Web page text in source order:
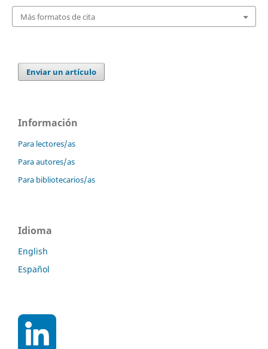
Más formatos de cita
Enviar un artículo
Información
Para lectores/as
Para autores/as
Para bibliotecarios/as
Idioma
English
Español